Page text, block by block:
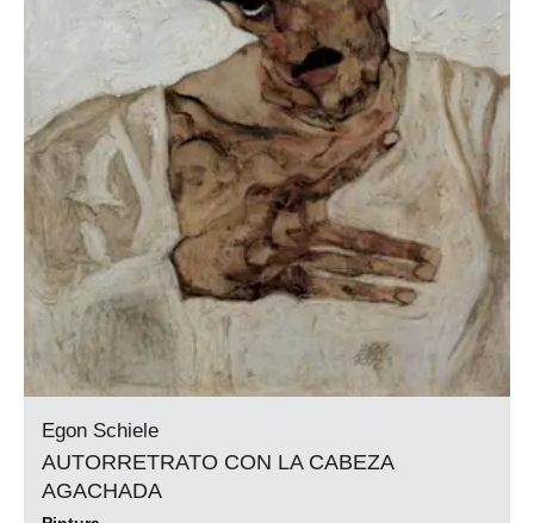
Egon Schiele
AUTORRETRATO CON LA CABEZA
AGACHADA